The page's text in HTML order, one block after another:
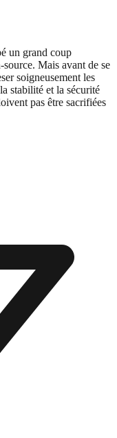
un grand coup
Mais avant de se
soigneusement les
stabilité et la sécurité
pas être sacrifiées